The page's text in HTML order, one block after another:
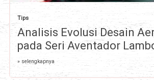
Tips
Analisis Evolusi Desain
pada Seri Aventador
» selengkapnya